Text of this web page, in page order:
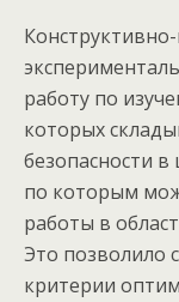
работу по
которых
безопасности
по которым
работы в
Это позволило
критерии